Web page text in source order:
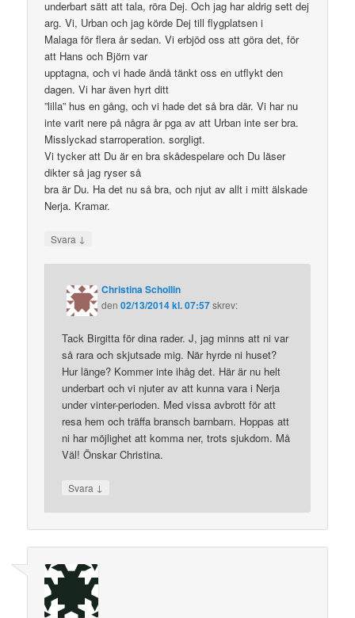
underbart sätt att tala, röra Dej. Och jag har aldrig sett dej
arg. Vi, Urban och jag körde Dej till flygplatsen i
Malaga för flera år sedan. Vi erbjöd oss att göra det, för
att Hans och Björn var
upptagna, och vi hade ändå tänkt oss en utflykt den
dagen. Vi har även hyrt ditt
”lilla” hus en gång, och vi hade det så bra där. Vi har nu
inte varit nere på några år pga av att Urban inte ser bra.
Misslyckad starroperation. sorgligt.
Vi tycker att Du är en bra skådespelare och Du läser
dikter så jag ryser så
bra är Du. Ha det nu så bra, och njut av allt i mitt älskade
Nerja. Kramar.
Svara ↓
Christina Schollin
den02/13/2014 kl. 07:57skrev:
Tack Birgitta för dina rader. J, jag minns att ni var
så rara och skjutsade mig. När hyrde ni huset?
Hur länge? Kommer inte ihåg det. Här är nu helt
underbart och vi njuter av att kunna vara i Nerja
under vinter-perioden. Med vissa avbrott för att
resa hem och träffa bransch barnbarn. Hoppas att
ni har möjlighet att komma ner, trots sjukdom. Må
Väl! Önskar Christina.
Svara ↓